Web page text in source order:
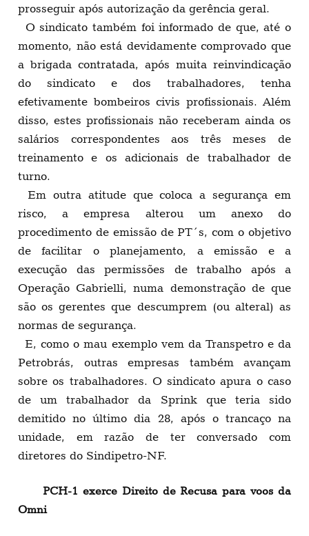
prosseguir após autorização da gerência geral.
O sindicato também foi informado de que, até o
momento, não está devidamente comprovado que
a brigada contratada, após muita reinvindicação
do sindicato e dos trabalhadores, tenha
efetivamente bombeiros civis profissionais. Além
disso, estes profissionais não receberam ainda os
salários correspondentes aos três meses de
treinamento e os adicionais de trabalhador de
turno.
Em outra atitude que coloca a segurança em
risco, a empresa alterou um anexo do
procedimento de emissão de PT´s, com o objetivo
de facilitar o planejamento, a emissão e a
execução das permissões de trabalho após a
Operação Gabrielli, numa demonstração de que
são os gerentes que descumprem (ou alteral) as
normas de segurança.
E, como o mau exemplo vem da Transpetro e da
Petrobrás, outras empresas também avançam
sobre os trabalhadores. O sindicato apura o caso
de um trabalhador da Sprink que teria sido
demitido no último dia 28, após o trancaço na
unidade, em razão de ter conversado com
diretores do Sindipetro-NF.
PCH-1 exerce Direito de Recusa para voos da
Omni